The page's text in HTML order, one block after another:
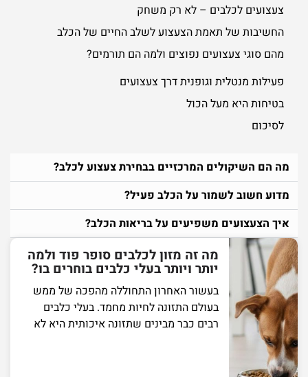
צעצועים לכלבים – לא רק משחק
החשיבות של תאמת הצעצוע לשלב החיים של הכלב
מהם סוגי צעצועים נפוצים ולמה הם תורמים?
פעילות מנטלית וגופנית דרך צעצועים
בטיחות היא מעל הכול
לסיכום
מה הם השיקולים המרכזיים בבחירת צעצוע לכלב?
מדוע חשוב לשמור על הכלב פעיל?
איך הצעצועים משפיעים על בריאות הכלב?
מה זה מזון לכלבים סופר פוד ולמה
יותר ויותר בעלי כלבים בוחרים בו?
בעשור האחרון התחוללה מהפכה של ממש
בעולם התזונה לחיות מחמד. בעלי כלבים
רבים כבר מבינים שתזונה איכותית היא לא